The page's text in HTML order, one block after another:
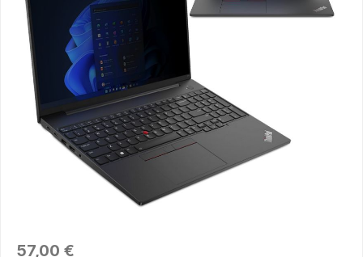
Regulärer Preis:
57,00 €